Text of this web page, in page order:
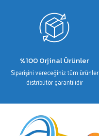
%100 Orjinal Ürünler
Siparişini vereceğiniz tüm ürünler
distribütör garantilidir